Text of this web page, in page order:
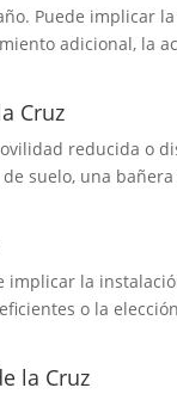
Puede implicar
adicional, la
Cruz
reducida o
suelo, una bañera
la
o la
la Cruz